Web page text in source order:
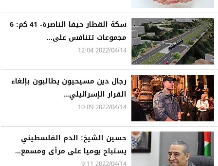
سكة القطار حيفا الناصرة- 41 كم: 6
مجموعات تتنافس على...
2022/04/14 12:04
رجال دين مسيحيون يطالبون بإلغاء
القرار الإسرائيلي...
2022/04/14 10:09
حسين الشيخ: الدم الفلسطيني
يستباح يوميا على مرأى ومسمع...